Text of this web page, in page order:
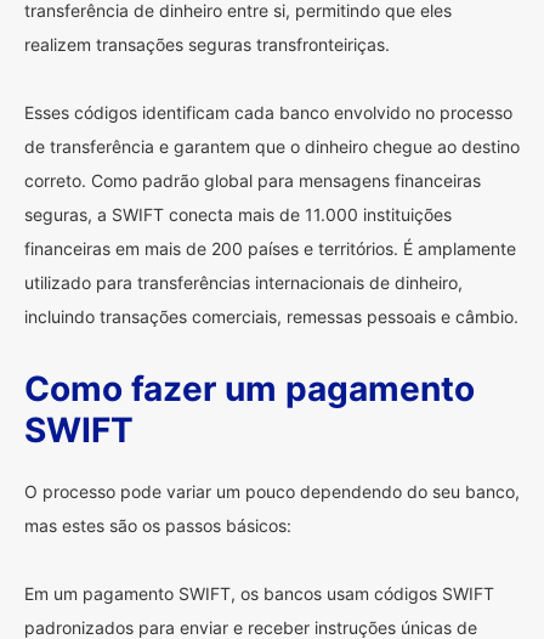
transferência de dinheiro entre si, permitindo que eles
realizem transações seguras transfronteiriças.
Esses códigos identificam cada banco envolvido no processo
de transferência e garantem que o dinheiro chegue ao destino
correto. Como padrão global para mensagens financeiras
seguras, a SWIFT conecta mais de 11.000 instituições
financeiras em mais de 200 países e territórios. É amplamente
utilizado para transferências internacionais de dinheiro,
incluindo transações comerciais, remessas pessoais e câmbio.
Como fazer um pagamento
SWIFT
O processo pode variar um pouco dependendo do seu banco,
mas estes são os passos básicos:
Em um pagamento SWIFT, os bancos usam códigos SWIFT
padronizados para enviar e receber instruções únicas de